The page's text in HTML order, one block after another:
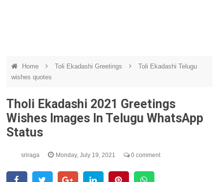
Home Toli Ekadashi Greetings
Toli Ekadashi Telugu
wishes quotes
Tholi Ekadashi 2021 Greetings
Wishes Images In Telugu WhatsApp
Status
sriraga Monday, July 19, 2021 0 comment